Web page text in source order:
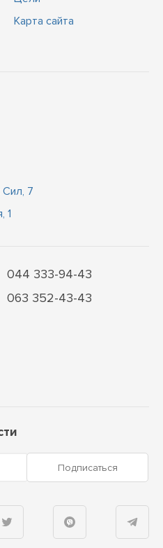
Карта сайта
7
1
044 333-94-43
063 352-43-43
Подписаться